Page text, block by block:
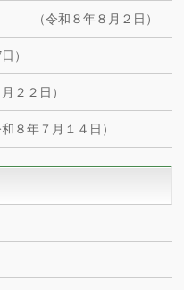
８年８月２日）
）
２２日）
８年７月１４日）